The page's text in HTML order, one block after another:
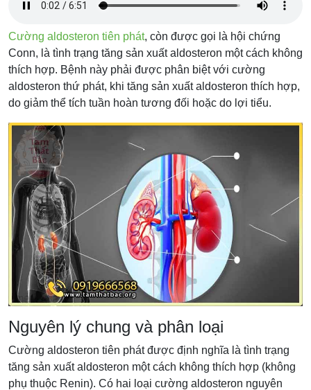
Cường aldosteron tiên phát, còn được gọi là hội chứng
Conn, là tình trạng tăng sản xuất aldosteron một cách không
thích hợp. Bệnh này phải được phân biệt với cường
aldosteron thứ phát, khi tăng sản xuất aldosteron thích hợp,
do giảm thể tích tuần hoàn tương đối hoặc do lợi tiểu.
Nguyên lý chung và phân loại
Cường aldosteron tiên phát được định nghĩa là tình trạng
tăng sản xuất aldosteron một cách không thích hợp (không
phụ thuộc Renin). Có hai loại cường aldosteron nguyên